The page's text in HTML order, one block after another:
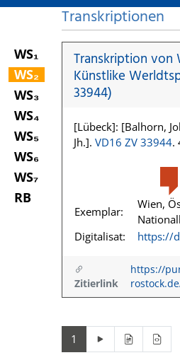
WS₁
WS₂
WS₃
WS₄
WS₅
WS₆
WS₇
RB
Transkriptionen
Transkription von
Künstlike
33944)
[Lübeck]: [Balhorn,
Jh.]. VD16 ZV 33944.
Exemplar:
Wien,
Digitalisat:
https://
Zitierlink
https://
1